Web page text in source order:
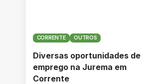
CORRENTE OUTROS
Diversas oportunidades de
emprego na Jurema em
Corrente